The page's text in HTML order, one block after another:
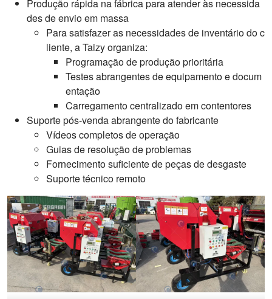
Produção rápida na fábrica para atender às necessida
des de envio em massa
Para satisfazer as necessidades de inventário do c
liente, a Taizy organiza:
Programação de produção prioritária
Testes abrangentes de equipamento e docum
entação
Carregamento centralizado em contentores
Suporte pós-venda abrangente do fabricante
Vídeos completos de operação
Guias de resolução de problemas
Fornecimento suficiente de peças de desgaste
Suporte técnico remoto